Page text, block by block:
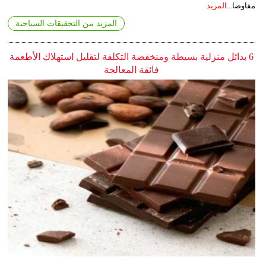
مفاوضا...
المزيد
المزيد من التحقيقات السياحية
6 بدائل منزلية بسيطة ومنخفضة التكلفة لتقليل استهلاك الأطعمة
فائقة المعالجة